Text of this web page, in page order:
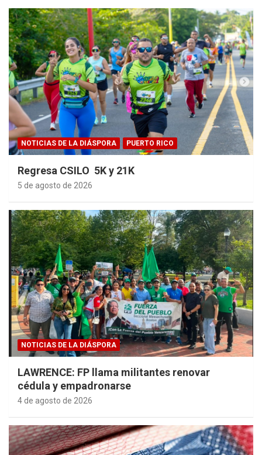
NOTICIAS DE LA DIÁSPORA PUERTO RICO
Regresa CSILO 5K y 21K
5 de agosto de 2026
NOTICIAS DE LA DIÁSPORA
LAWRENCE: FP llama militantes renovar
cédula y empadronarse
4 de agosto de 2026